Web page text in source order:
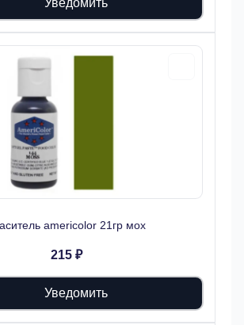
Уведомить
americolor 21гр мох
215 ₽
Уведомить